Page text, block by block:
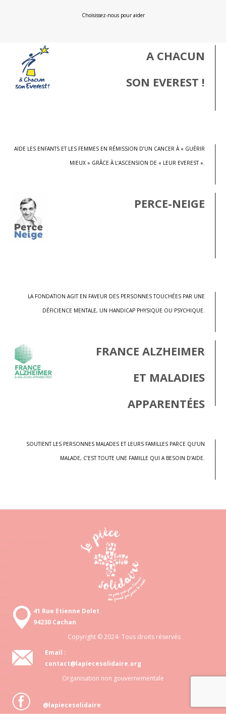
Choisissez-nous pour aider
A CHACUN
SON EVEREST !
AIDE LES ENFANTS ET LES FEMMES EN RÉMISSION D’UN CANCER À « GUÉRIR
MIEUX » GRÂCE À L’ASCENSION DE « LEUR EVEREST ».
PERCE-NEIGE
LA FONDATION AGIT EN FAVEUR DES PERSONNES TOUCHÉES PAR UNE
DÉFICIENCE MENTALE, UN HANDICAP PHYSIQUE OU PSYCHIQUE.
FRANCE ALZHEIMER
ET MALADIES
APPARENTÉES
SOUTIENT LES PERSONNES MALADES ET LEURS FAMILLES PARCE QU’UN
MALADE, C’EST TOUTE UNE FAMILLE QUI A BESOIN D’AIDE.
41 Rue Etienne Dolet
94230 Cachan
Copyright © 2024- Tous droits réservés
Email :
contact@lapiecesolidaire.org
Organisation non gouvernementale
@lapiecesolidaire